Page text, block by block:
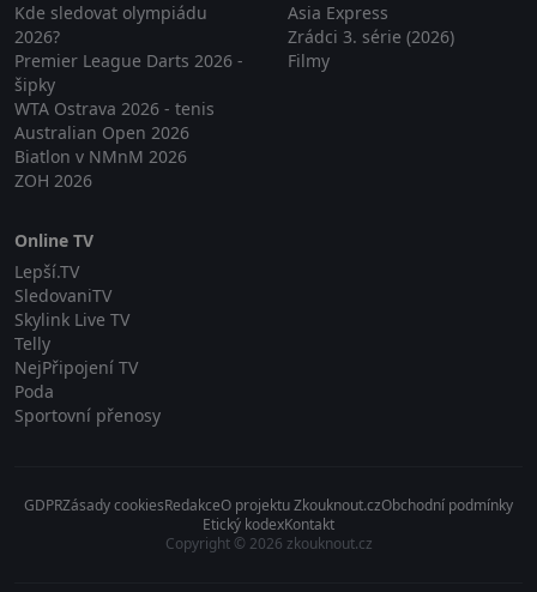
Kde sledovat olympiádu
2026?
Premier League Darts 2026 -
šipky
WTA Ostrava 2026 - tenis
Australian Open 2026
Biatlon v NMnM 2026
ZOH 2026
Asia Express
Zrádci 3. série (2026)
Filmy
Online TV
Lepší.TV
SledovaniTV
Skylink Live TV
Telly
NejPřipojení TV
Poda
Sportovní přenosy
GDPRZásady cookiesRedakceO projektu Zkouknout.czObchodní podmínky
Etický kodexKontakt
Copyright © 2026 zkouknout.cz